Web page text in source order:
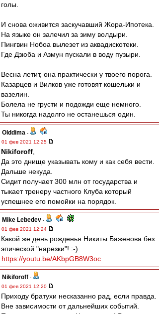
голы.
И снова оживится заскучавший Жора-Ипотека.
На языке он залечил за зиму волдыри.
Пингвин Нобоа вылезет из аквадискотеки.
Где Дзюба и Азмун пускали в воду пузыри.
Весна летит, она практически у твоего порога.
Казарцев и Вилков уже готовят кошельки и
вазелин.
Болела не грусти и подожди еще немного.
Ты никогда надолго не останешься один.
Olddima -
01 фев 2021 12:25
Nikiforoff
Да это днище указывать кому и как себя вести.
Дальше некуда.
Сидит получает 300 млн от государства и
тыкает тренеру частного Клуба который
успешнее его помойки на порядок.
Mike Lebedev -
01 фев 2021 12:24
Какой же день рожденья Никиты Баженова без
эпической "нарезки"! :-)
https://youtu.be/AKbpGB8W3oc
Nikiforoff -
01 фев 2021 12:20
Приходу братухи несказанно рад, если правда.
Вне зависимости от дальнейших событий.